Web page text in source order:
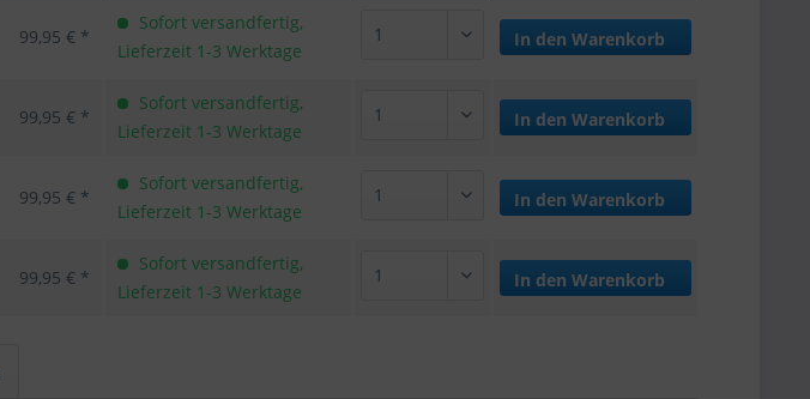
99,95 € *
Sofort versandfertig,
Lieferzeit 1-3 Werktage
In den Warenkorb
99,95 € *
Sofort versandfertig,
Lieferzeit 1-3 Werktage
In den Warenkorb
99,95 € *
Sofort versandfertig,
Lieferzeit 1-3 Werktage
In den Warenkorb
99,95 € *
Sofort versandfertig,
Lieferzeit 1-3 Werktage
In den Warenkorb